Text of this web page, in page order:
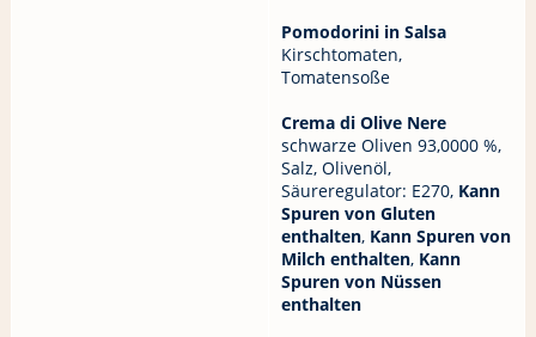
Pomodorini in Salsa
Kirschtomaten,
Tomatensoße
Crema di Olive Nere
schwarze Oliven 93,0000 %,
Salz, Olivenöl,
Säureregulator: E270, Kann
Spuren von Gluten
enthalten, Kann Spuren von
Milch enthalten, Kann
Spuren von Nüssen
enthalten